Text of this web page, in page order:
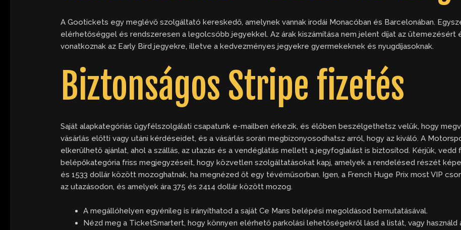
A Gootickets egy meglévő szolgáltató kereskedő, amelynek vannak irodái Monacóban és Barcelonában.
elérhetőséggel és rendszeresen a legolcsóbb jegyekkel. Az árak kiszámítása nem jelent díjat az ütemezésért
vonatkoznak az Early Bird jegyekre, illetve a kedvezményes jegyekre gyermekeknek és nyugdíjasoknak.
Biztonságos Stripe fizetés
Saját alapkategóriás ügyfélszolgálati csapatunk e-mailben érkezik, és élőben beszélgethetsz velük, hogy
vásárlás előtti vagy utáni kérdéseidet, és a vásárlás során megbizonyosodhatsz arról, hogy az kiváló. A
elkerülhető ajánlat, ahol a szállás, az utazás és a vendéglátás mellett a jegyfoglalást is biztosítod. Kérjük, vedd
belépőkategória friss megjegyzéseit, hogy közvetlen szolgáltatásokat kapj, amelyek a rendelésed részét
és 1533 dollár között mozoghatnak, ha megnézed őt egy tévéműsorban. Igen, a French Huge Prix most VIP
az utazásodon, és amelyek ára 375 és 2414 dollár között mozog.
A megállóhelyen egyénileg is irányíthatod a saját Ce Mans belépési megoldásod bemutatásával.
Nézd meg a TicketSmartert, hogy könnyen elérhető parkolási lehetőségekről lásd a listát, vagy